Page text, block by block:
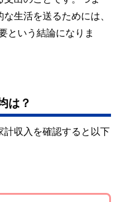
生活を送るためには、
という結論になりま
は？
計収入を確認すると以下